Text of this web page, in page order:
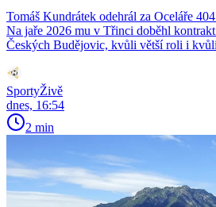
Tomáš Kundrátek odehrál za Oceláře
Na jaře 2026 mu v Třinci doběhl
Českých Budějovic, kvůli větší roli i
SportyŽivě
dnes, 16:54
2 min